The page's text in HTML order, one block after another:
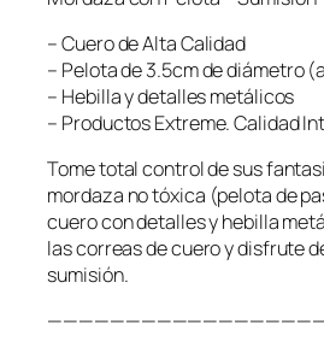
n
P
e
l
o
a
–
S
a
d
–
– Cuero de Alta Calidad
– Pelota de 3.5cm de diámetro
– Hebilla y detalles metálicos
– Productos Extreme. Calidad
Tome total control de sus
mordaza no tóxica (pelota de
cuero con detalles y hebilla
las correas de cuero y disfrute
sumisión.